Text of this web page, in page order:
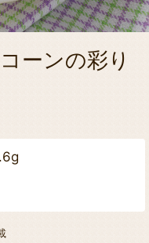
ーンの彩り